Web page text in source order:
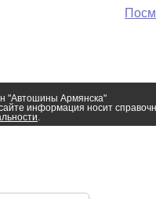
"Автошины Армянска"
информация носит
.